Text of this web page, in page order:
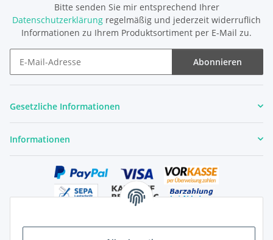
Bitte senden Sie mir entsprechend Ihrer
Datenschutzerklärung regelmäßig und jederzeit widerruflich
Informationen zu Ihrem Produktsortiment per E-Mail zu.
Abonnieren
Gesetzliche Informationen
Informationen